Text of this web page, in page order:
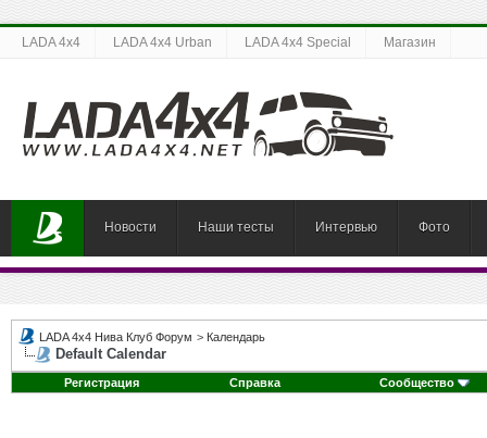
LADA 4x4 LADA 4x4 Urban LADA 4x4 Special Магазин
Новости Наши тесты Интервью Фото
LADA 4x4 Нива Клуб Форум > Календарь
Default Calendar
Регистрация Справка Сообщество